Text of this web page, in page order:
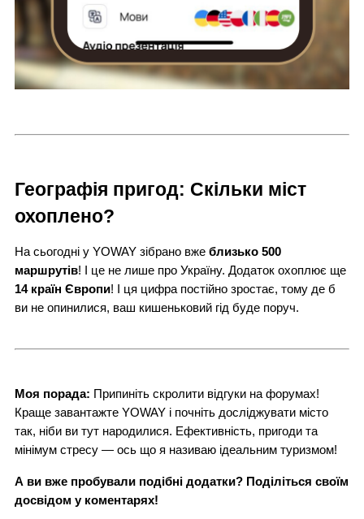
Географія пригод: Скільки міст
охоплено?
На сьогодні у YOWAY зібрано вже близько 500
маршрутів! І це не лише про Україну. Додаток охоплює ще
14 країн Європи! І ця цифра постійно зростає, тому де б
ви не опинилися, ваш кишеньковий гід буде поруч.
Моя порада: Припиніть скролити відгуки на форумах!
Краще завантажте YOWAY і почніть досліджувати місто
так, ніби ви тут народилися. Ефективність, пригоди та
мінімум стресу — ось що я називаю ідеальним туризмом!
А ви вже пробували подібні додатки? Поділіться своїм
досвідом у коментарях!